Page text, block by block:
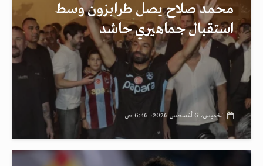
محمد صلاح يصل طرابزون وسط
استقبال جماهيري حاشد
الخميس، 6 أغسطس 2026، 6:46 ص